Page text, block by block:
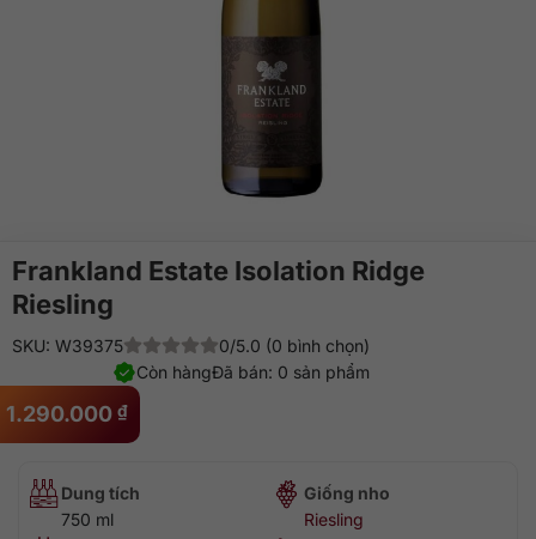
Frankland Estate Isolation Ridge
Riesling
1.290.000 ₫
SKU: W39375
0/5.0 (0 bình chọn)
Đã bán: 0 sản phẩm
Còn hàng
Dung tích
750 ml
Giống nho
Riesling